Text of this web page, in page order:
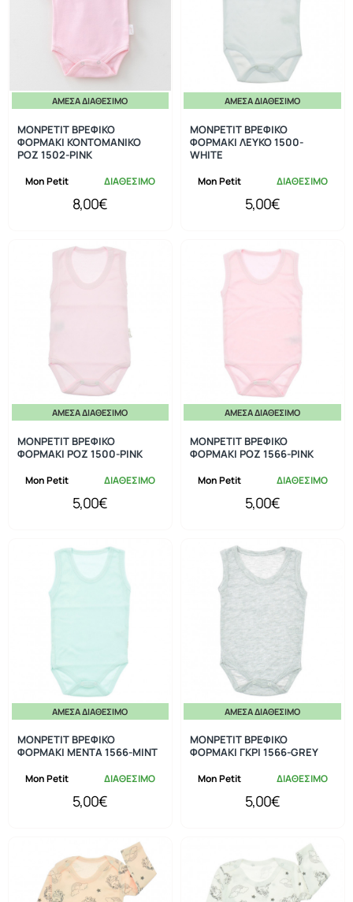
ΆΜΕΣΑ ΔΙΑΘΈΣΙΜΟ
Mon Petit ΔΙΑΘΕΣΙΜΟ
MONPETIT ΒΡΕΦΙΚΟ
ΦΟΡΜΑΚΙ ΚΟΝΤΟΜΑΝΙΚΟ
ΡΟΖ 1502-PINK
8,00€
ΆΜΕΣΑ ΔΙΑΘΈΣΙΜΟ
Mon Petit ΔΙΑΘΕΣΙΜΟ
MONPETIT ΒΡΕΦΙΚΟ
ΦΟΡΜΑΚΙ ΛΕΥΚΟ 1500-
WHITE
5,00€
ΆΜΕΣΑ ΔΙΑΘΈΣΙΜΟ
Mon Petit ΔΙΑΘΕΣΙΜΟ
MONPETIT ΒΡΕΦΙΚΟ
ΦΟΡΜΑΚΙ ΡΟΖ 1500-PINK
5,00€
ΆΜΕΣΑ ΔΙΑΘΈΣΙΜΟ
Mon Petit ΔΙΑΘΕΣΙΜΟ
MONPETIT ΒΡΕΦΙΚΟ
ΦΟΡΜΑΚΙ ΡΟΖ 1566-PINK
5,00€
ΆΜΕΣΑ ΔΙΑΘΈΣΙΜΟ
Mon Petit ΔΙΑΘΕΣΙΜΟ
MONPETIT ΒΡΕΦΙΚΟ
ΦΟΡΜΑΚΙ ΜΕΝΤΑ 1566-MINT
5,00€
ΆΜΕΣΑ ΔΙΑΘΈΣΙΜΟ
Mon Petit ΔΙΑΘΕΣΙΜΟ
MONPETIT ΒΡΕΦΙΚΟ
ΦΟΡΜΑΚΙ ΓΚΡΙ 1566-GREY
5,00€